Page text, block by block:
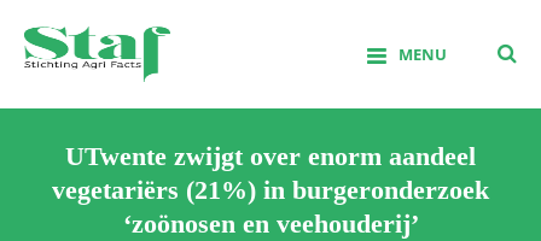
content
MENU
UTwente zwijgt over enorm aandeel
vegetariërs (21%) in burgeronderzoek
‘zoönosen en veehouderij’